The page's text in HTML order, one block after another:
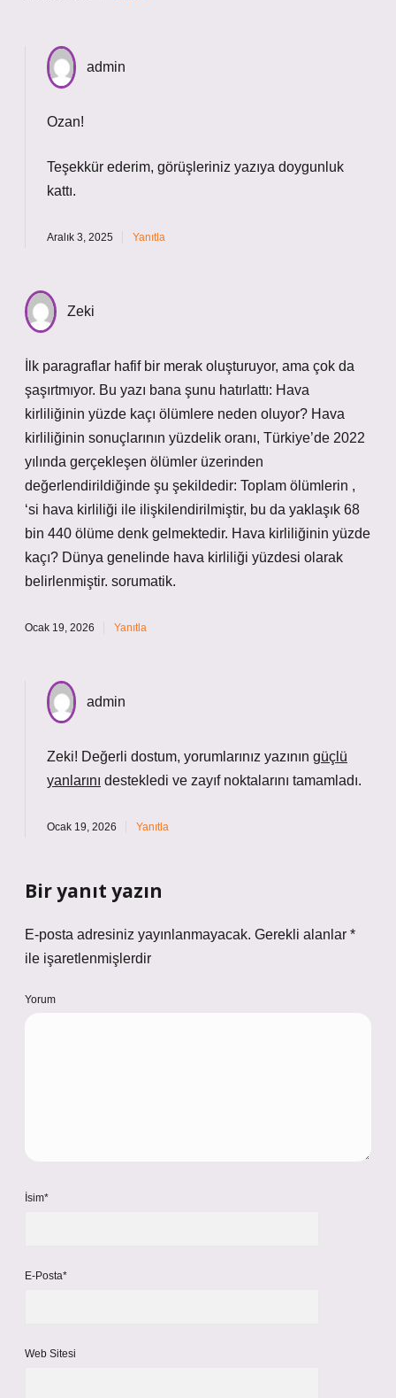
Ozan!
Teşekkür ederim, görüşleriniz yazıya doygunluk
kattı.
Aralık 3, 2025 Yanıtla
İlk paragraflar hafif bir merak oluşturuyor, ama çok da
şaşırtmıyor. Bu yazı bana şunu hatırlattı: Hava
kirliliğinin yüzde kaçı ölümlere neden oluyor? Hava
kirliliğinin sonuçlarının yüzdelik oranı, Türkiye’de 2022
yılında gerçekleşen ölümler üzerinden
değerlendirildiğinde şu şekildedir: Toplam ölümlerin ,
‘si hava kirliliği ile ilişkilendirilmiştir, bu da yaklaşık 68
bin 440 ölüme denk gelmektedir. Hava kirliliğinin yüzde
kaçı? Dünya genelinde hava kirliliği yüzdesi olarak
belirlenmiştir. sorumatik.
Ocak 19, 2026 Yanıtla
Zeki! Değerli dostum, yorumlarınız yazının güçlü
yanlarını destekledi ve zayıf noktalarını tamamladı.
Ocak 19, 2026 Yanıtla
Bir yanıt yazın
E-posta adresiniz yayınlanmayacak. Gerekli alanlar *
ile işaretlenmişlerdir
Yorum
İsim*
E-Posta*
Web Sitesi